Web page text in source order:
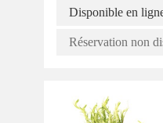
Disponible en
Réservation non